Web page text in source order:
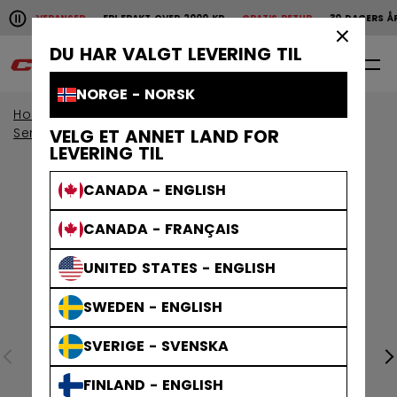
DU HAR VALGT LEVERING TIL
NORGE - NORSK
VELG ET ANNET LAND FOR
LEVERING TIL
CANADA - ENGLISH
CANADA - FRANÇAIS
UNITED STATES - ENGLISH
SWEDEN - ENGLISH
SVERIGE - SVENSKA
FINLAND - ENGLISH
Pause the horizontal scroll animation.
LEVERANSERFRI FRAKT OVER 2000 KRGRATIS RETUR30 DAGERS
Raske leveranser Fri frakt over 2000 krGratis
0
Home Beskyttelse
Aldersgruppe
Senior Beskyttelse